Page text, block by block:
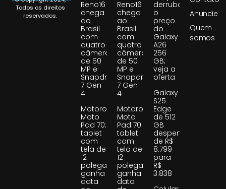
Todos os direitos
reservados.
Reno16
chega
ao
Brasil
com
quatro
câmeras
de 50
MP e
Snapdragon
7 Gen
4
Motorola
Moto
Pad 70:
tablet
com
tela de
12
polegadas
ganha
data
Reno16
chega
ao
Brasil
com
quatro
câmeras
de 50
MP e
Snapdragon
7 Gen
4
Motorola
Moto
Pad 70:
tablet
com
tela de
12
polegadas
ganha
data
derruba
o
preço
do
Galaxy
A26
256
GB;
veja a
oferta
Galaxy
S25
Edge
de 512
GB
despenca
de R$
8.799
para
R$
3.838
Anuncie
Quem
somos